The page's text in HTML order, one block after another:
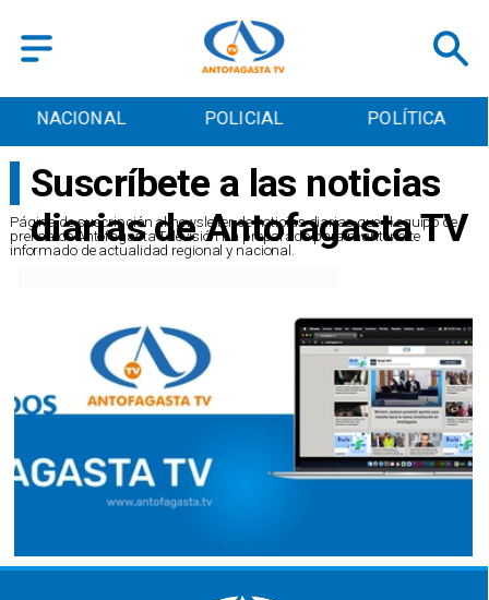
NACIONAL POLICIAL POLÍTICA
Suscríbete a las noticias
diarias de Antofagasta TV
Página de suscripción al newsletter de noticias diarias que el equipo de
prensa de Antofagasta Televisión ha preparado para mantenerte
informado de actualidad regional y nacional.